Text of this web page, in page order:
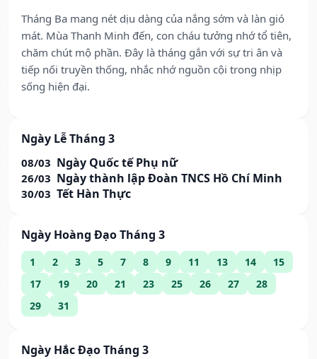
Tháng Ba mang nét dịu dàng của nắng sớm và làn gió
mát. Mùa Thanh Minh đến, con cháu tưởng nhớ tổ tiên,
chăm chút mộ phần. Đây là tháng gắn với sự tri ân và
tiếp nối truyền thống, nhắc nhớ nguồn cội trong nhịp
sống hiện đại.
Ngày Lễ Tháng 3
08/03 Ngày Quốc tế Phụ nữ
26/03 Ngày thành lập Đoàn TNCS Hồ Chí Minh
30/03 Tết Hàn Thực
Ngày Hoàng Đạo Tháng 3
1 2 3 5 7 8 9 11 13 14
15
17
19 20 21 23 25 26 27
28
29
31
Ngày Hắc Đạo Tháng 3